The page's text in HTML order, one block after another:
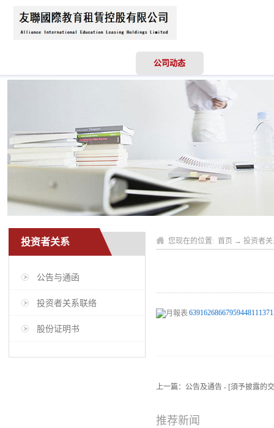
公司动态
投资者关系
公告与通函
投资者关系联络
股份证明书
您现在的位置: 首页 → 投资者
上一篇： 公告及通告 - [須予披露的
推荐新闻